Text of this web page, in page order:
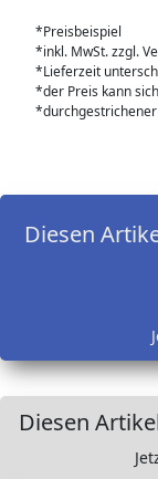
*Preisbeispiel
*inkl. MwSt. zzgl.
*Lieferzeit
*der Preis kann
Diesen
Diesen